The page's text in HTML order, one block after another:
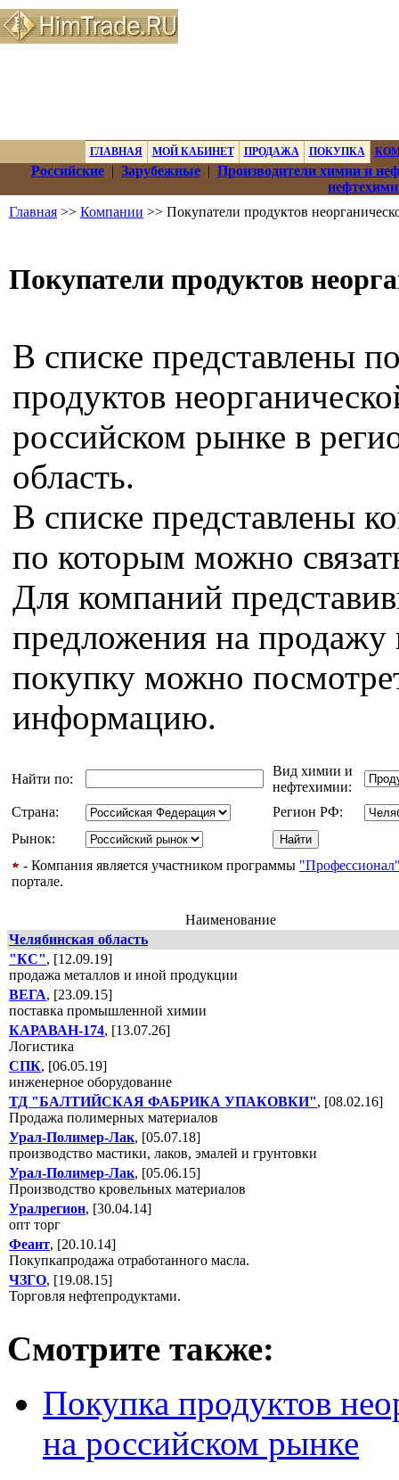
ГЛАВНАЯ МОЙ КАБИНЕТ ПРОДАЖА ПОКУПКА
Российские| Зарубежные| Производители химии и
Главная >> Компании >> Покупатели продуктов
Покупатели продуктов
В списке представлены
продуктов
российском рынке в
область.
В списке представлены
по которым можно
Для компаний
предложения на продажу
покупку можно
информацию.
Найти по:
Вид химии и
нефтехимии:
Страна:
Регион РФ:
Рынок:
- Компания является участником программы
портале.
Наименование
Челябинская область
"КС", [12.09.19]
продажа металлов и иной продукции
ВЕГА, [23.09.15]
поставка промышленной химии
КАРАВАН-174, [13.07.26]
Логистика
СПК, [06.05.19]
инженерное оборудование
ТД "БАЛТИЙСКАЯ ФАБРИКА УПАКОВКИ", [08.02.16]
Продажа полимерных материалов
Урал-Полимер-Лак, [05.07.18]
производство мастики, лаков, эмалей и грунтовки
Урал-Полимер-Лак, [05.06.15]
Производство кровельных материалов
Уралрегион, [30.04.14]
опт торг
Феант, [20.10.14]
Покупкапродажа отработанного масла.
ЧЗГО, [19.08.15]
Торговля нефтепродуктами.
Смотрите также:
Покупка продуктов
на российском рынке